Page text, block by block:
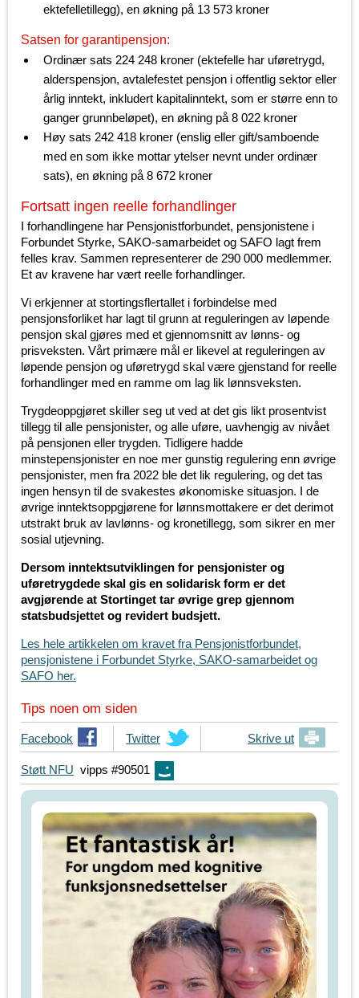
ektefelletillegg), en økning på 13 573 kroner
Satsen for garantipensjon:
Ordinær sats 224 248 kroner (ektefelle har uføretrygd,
alderspensjon, avtalefestet pensjon i offentlig sektor eller
årlig inntekt, inkludert kapitalinntekt, som er større enn to
ganger grunnbeløpet), en økning på 8 022 kroner
Høy sats 242 418 kroner (enslig eller gift/samboende
med en som ikke mottar ytelser nevnt under ordinær
sats), en økning på 8 672 kroner
Fortsatt ingen reelle forhandlinger
I forhandlingene har Pensjonistforbundet, pensjonistene i
Forbundet Styrke, SAKO-samarbeidet og SAFO lagt frem
felles krav. Sammen representerer de 290 000 medlemmer.
Et av kravene har vært reelle forhandlinger.
Vi erkjenner at stortingsflertallet i forbindelse med
pensjonsforliket har lagt til grunn at reguleringen av løpende
pensjon skal gjøres med et gjennomsnitt av lønns- og
prisveksten. Vårt primære mål er likevel at reguleringen av
løpende pensjon og uføretrygd skal være gjenstand for reelle
forhandlinger med en ramme om lag lik lønnsveksten.
Trygdeoppgjøret skiller seg ut ved at det gis likt prosentvist
tillegg til alle pensjonister, og alle uføre, uavhengig av nivået
på pensjonen eller trygden. Tidligere hadde
minstepensjonister en noe mer gunstig regulering enn øvrige
pensjonister, men fra 2022 ble det lik regulering, og det tas
ingen hensyn til de svakestes økonomiske situasjon. I de
øvrige inntektsoppgjørene for lønnsmottakere er det derimot
utstrakt bruk av lavlønns- og kronetillegg, som sikrer en mer
sosial utjevning.
Dersom inntektsutviklingen for pensjonister og
uføretrygdede skal gis en solidarisk form er det
avgjørende at Stortinget tar øvrige grep gjennom
statsbudsjettet og revidert budsjett.
Les hele artikkelen om kravet fra Pensjonistforbundet,
pensjonistene i Forbundet Styrke, SAKO-samarbeidet og
SAFO her.
Tips noen om siden
T
i
p
s
Facebook
T
i
p
s
i
n
e
e
Twitter Skrive ut
Støtt NFU vipps #90501